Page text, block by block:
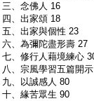
三、念佛人 16
四、出家頌 18
五、出家與個性 23
六、為彌陀盡形壽 27
七、修行人藉境練心
八、宗風學習五篇開
九、以誠感人 80
十、緣苦眾生 90